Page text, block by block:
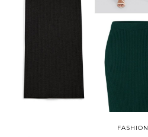
FASHION